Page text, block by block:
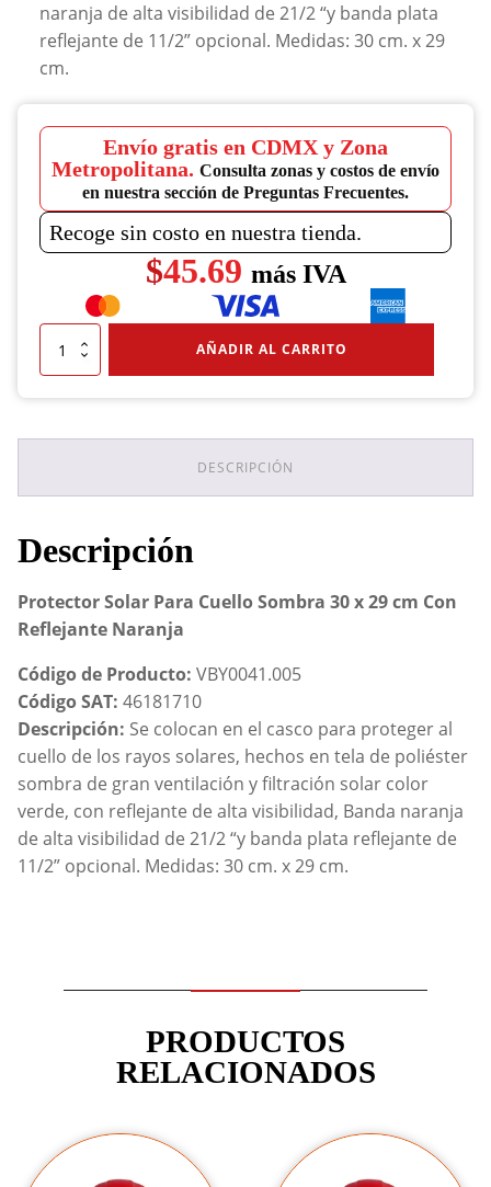
naranja de alta visibilidad de 21/2 “y banda plata
reflejante de 11/2” opcional. Medidas: 30 cm. x 29
cm.
Envío gratis en CDMX y Zona
Metropolitana. Consulta zonas y costos de envío
en nuestra sección de Preguntas Frecuentes.
Recoge sin costo en nuestra tienda.
$45.69 más IVA
Protector
Cuello
Reflejante
cantidad
AÑADIR AL CARRITO
DESCRIPCIÓN
Descripción
Protector Solar Para Cuello Sombra 30 x 29 cm Con
Reflejante Naranja
Código de Producto: VBY0041.005
Código SAT: 46181710
Descripción: Se colocan en el casco para proteger al
cuello de los rayos solares, hechos en tela de poliéster
sombra de gran ventilación y filtración solar color
verde, con reflejante de alta visibilidad, Banda naranja
de alta visibilidad de 21/2 “y banda plata reflejante de
11/2” opcional. Medidas: 30 cm. x 29 cm.
PRODUCTOS
RELACIONADOS